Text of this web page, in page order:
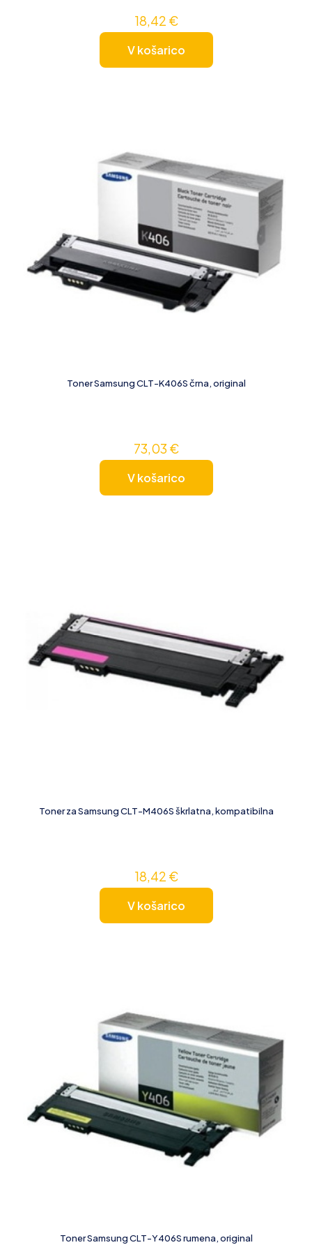
18,42 €
V košarico
Toner Samsung CLT-K406S črna, original
73,03 €
V košarico
Toner za Samsung CLT-M406S škrlatna, kompatibilna
18,42 €
V košarico
Toner Samsung CLT-Y406S rumena, original